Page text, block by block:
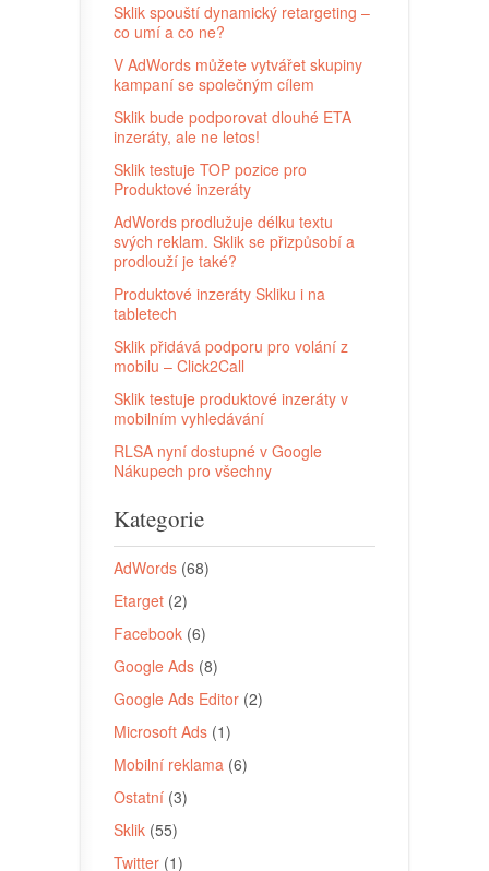
Sklik spouští dynamický retargeting –
co umí a co ne?
V AdWords můžete vytvářet skupiny
kampaní se společným cílem
Sklik bude podporovat dlouhé ETA
inzeráty, ale ne letos!
Sklik testuje TOP pozice pro
Produktové inzeráty
AdWords prodlužuje délku textu
svých reklam. Sklik se přizpůsobí a
prodlouží je také?
Produktové inzeráty Skliku i na
tabletech
Sklik přidává podporu pro volání z
mobilu – Click2Call
Sklik testuje produktové inzeráty v
mobilním vyhledávání
RLSA nyní dostupné v Google
Nákupech pro všechny
Kategorie
AdWords (68)
Etarget (2)
Facebook (6)
Google Ads (8)
Google Ads Editor (2)
Microsoft Ads (1)
Mobilní reklama (6)
Ostatní (3)
Sklik (55)
Twitter (1)